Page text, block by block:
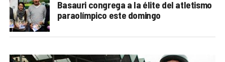
Basauri congrega a la élite del atletismo
paraolímpico este domingo